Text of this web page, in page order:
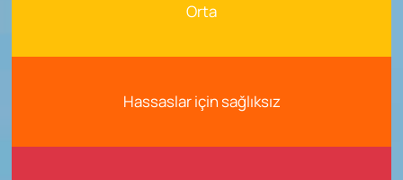
Orta
Hassaslar için sağlıksız